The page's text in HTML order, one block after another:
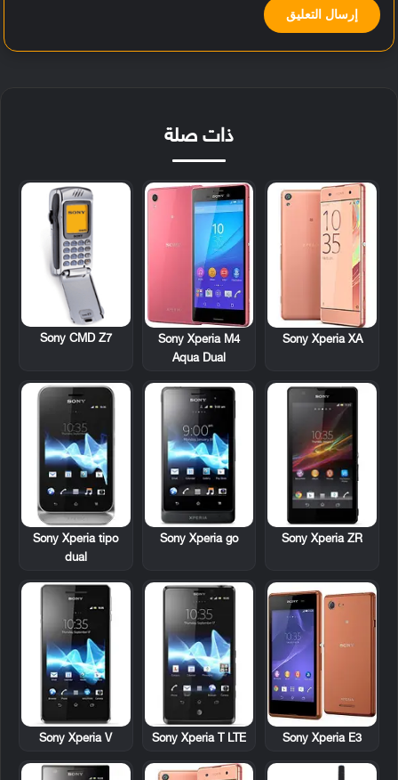
ذات صلة
Sony Xperia XA
Sony Xperia M4
Aqua Dual
Sony CMD Z7
Sony Xperia ZR
Sony Xperia go
Sony Xperia tipo
dual
Sony Xperia E3
Sony Xperia T LTE
Sony Xperia V